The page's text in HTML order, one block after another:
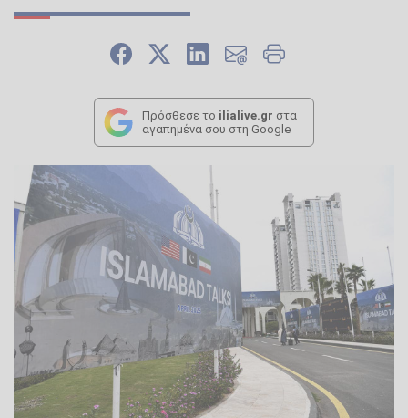
Πρόσθεσε το ilialive.gr στα
αγαπημένα σου στη Google